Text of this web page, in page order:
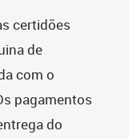
certidões
de
com o
pagamentos
do